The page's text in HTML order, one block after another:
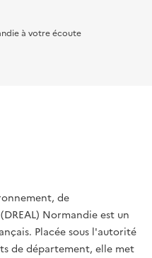
à votre écoute
de
Normandie est un
Placée sous l'autorité
de département, elle met